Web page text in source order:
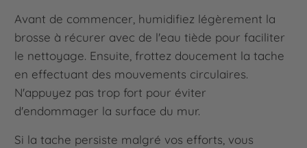
Avant de commencer, humidifiez légèrement la
brosse à récurer avec de l'eau tiède pour faciliter
le nettoyage. Ensuite, frottez doucement la tache
en effectuant des mouvements circulaires.
N'appuyez pas trop fort pour éviter
d'endommager la surface du mur.
Si la tache persiste malgré vos efforts, vous